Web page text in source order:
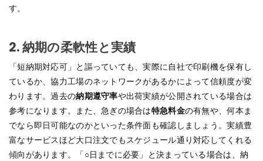
す。
2.納期の柔軟性と実績
「短納期対応可」と謳っていても、実際に自社で印刷機を保有し
ているか、協力工場のネットワークがあるかによって信頼度が変
わります。過去の納期遵守率や出荷実績が公開されている場合は
参考になります。また、急ぎの場合は特急料金の有無や、何本ま
でなら即日可能なのかといった条件面も確認しましょう。実績豊
富なサービスほど大口注文でもスケジュール通り対応してくれる
傾向があります。「○日までに必要」と決まっている場合は、納